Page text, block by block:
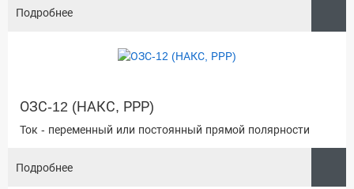
Подробнее
ОЗС-12 (НАКС, РРР)
Ток - переменный или постоянный прямой полярности
Подробнее